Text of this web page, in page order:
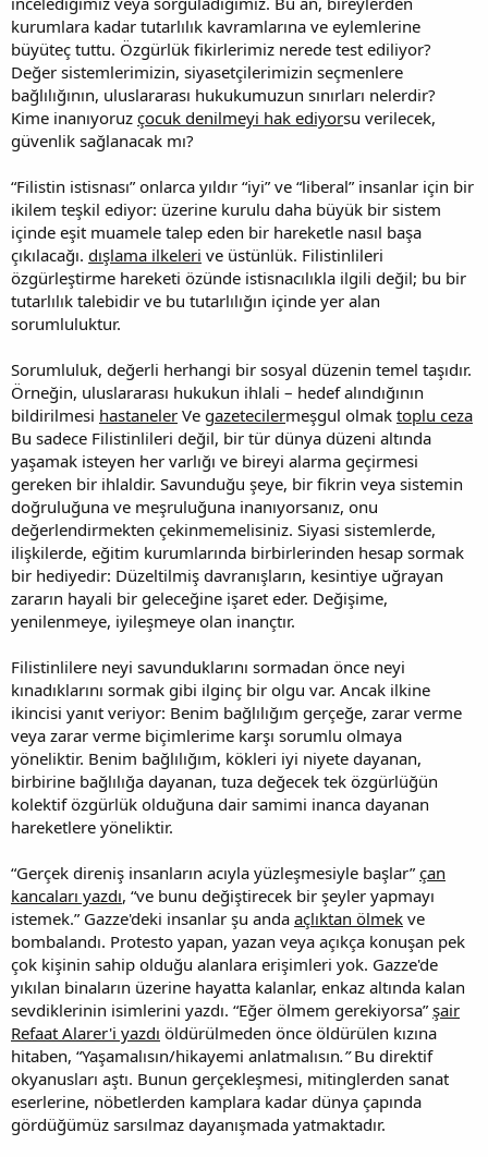
kurumlara kadar tutarlılık kavramlarına ve eylemlerine
büyüteç tuttu. Özgürlük fikirlerimiz nerede test ediliyor?
Değer sistemlerimizin, siyasetçilerimizin seçmenlere
bağlılığının, uluslararası hukukumuzun sınırları nelerdir?
Kime inanıyoruz çocuk denilmeyi hak ediyorsu verilecek,
güvenlik sağlanacak mı?
“Filistin istisnası” onlarca yıldır “iyi” ve “liberal” insanlar için bir
ikilem teşkil ediyor: üzerine kurulu daha büyük bir sistem
içinde eşit muamele talep eden bir hareketle nasıl başa
çıkılacağı. dışlama ilkeleri ve üstünlük. Filistinlileri
özgürleştirme hareketi özünde istisnacılıkla ilgili değil; bu bir
tutarlılık talebidir ve bu tutarlılığın içinde yer alan
sorumluluktur.
Sorumluluk, değerli herhangi bir sosyal düzenin temel taşıdır.
Örneğin, uluslararası hukukun ihlali – hedef alındığının
bildirilmesi hastaneler Ve gazetecilermeşgul olmak toplu ceza
Bu sadece Filistinlileri değil, bir tür dünya düzeni altında
yaşamak isteyen her varlığı ve bireyi alarma geçirmesi
gereken bir ihlaldir. Savunduğu şeye, bir fikrin veya sistemin
doğruluğuna ve meşruluğuna inanıyorsanız, onu
değerlendirmekten çekinmemelisiniz. Siyasi sistemlerde,
ilişkilerde, eğitim kurumlarında birbirlerinden hesap sormak
bir hediyedir: Düzeltilmiş davranışların, kesintiye uğrayan
zararın hayali bir geleceğine işaret eder. Değişime,
yenilenmeye, iyileşmeye olan inançtır.
Filistinlilere neyi savunduklarını sormadan önce neyi
kınadıklarını sormak gibi ilginç bir olgu var. Ancak ilkine
ikincisi yanıt veriyor: Benim bağlılığım gerçeğe, zarar verme
veya zarar verme biçimlerime karşı sorumlu olmaya
yöneliktir. Benim bağlılığım, kökleri iyi niyete dayanan,
birbirine bağlılığa dayanan, tuza değecek tek özgürlüğün
kolektif özgürlük olduğuna dair samimi inanca dayanan
hareketlere yöneliktir.
“Gerçek direniş insanların acıyla yüzleşmesiyle başlar” çan
kancaları yazdı, “ve bunu değiştirecek bir şeyler yapmayı
istemek.” Gazze'deki insanlar şu anda açlıktan ölmek ve
bombalandı. Protesto yapan, yazan veya açıkça konuşan pek
çok kişinin sahip olduğu alanlara erişimleri yok. Gazze'de
yıkılan binaların üzerine hayatta kalanlar, enkaz altında kalan
sevdiklerinin isimlerini yazdı. “Eğer ölmem gerekiyorsa” şair
Refaat Alarer'i yazdı öldürülmeden önce öldürülen kızına
hitaben, “Yaşamalısın/hikayemi anlatmalısın.”Bu direktif
okyanusları aştı. Bunun gerçekleşmesi, mitinglerden sanat
eserlerine, nöbetlerden kamplara kadar dünya çapında
gördüğümüz sarsılmaz dayanışmada yatmaktadır.